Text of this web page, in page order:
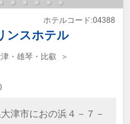
ンスホテル
ホテルコード:04388
・雄琴・比叡
津市におの浜４－７－